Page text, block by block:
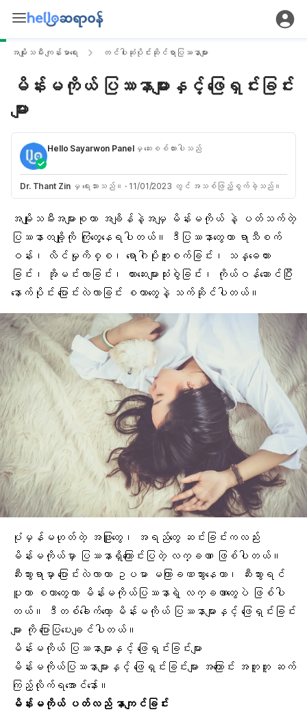
အမျိုးသမီး ကျန်းမာရေး တင်ပါးဆုံပိုင်းဆိုင်ရာပြဿနာများ
မိန်းမကိုယ် ပြဿနာများနှင့် ဖြေရှင်းခြင်း
များ
Hello Sayarwon Panelမှ ဆေးစစ်ထားပါသည်
Dr. Thant Zinမှ ရေးသားသည်။ · 11/01/2023 တွင် အသစ်ဖြည့်စွက်ခဲ့သည်။
အမျိုးသမီးအများစုဟာ အချိန်နဲ့အမျှ မိန်းမကိုယ် နဲ့ ပတ်သက်တဲ့
ပြဿနာတချို့ကို ကြုံတွေ့နေရပါတယ်။ ဒီပြဿနာတွေဟာ ရာသီစက်
ဝန်း၊ လိင်မှုကိစ္စ၊ ရောဂါပိုးကူးစက်ခြင်း၊ သန္ဓေတား
ခြင်း၊ အိုမင်းလာခြင်း၊ တားဆေးများသုံးစွဲခြင်း၊ ကိုယ်ဝန်ဆောင်ပြီး
နောက်ပိုင်း ပြောင်းလဲလာခြင်း စတာတွေနဲ့ သက်ဆိုင်ပါတယ်။
ပုံမှန်မဟုတ်တဲ့ အဖြူတွေ၊ အရည်တွေ ဆင်းခြင်းကလည်း
မိန်းမကိုယ်မှာ ပြဿနာရှိကြောင်းပြတဲ့ လက္ခဏာ ဖြစ်ပါတယ်။
ဆီးသွားရာမှာ ပြောင်းလဲလာတာ ဥပမာ မကြာခဏသွားနေတာ၊ ဆီးသွားရင်
ပူတာ စတာတွေဟာ မိန်းမကိုယ်ပြဿနာရဲ့ လက္ခဏာတွေပဲ ဖြစ်ပါ
တယ်။ ဒီတစ်ခေါက်တော့ မိန်းမကိုယ် ပြဿနာများနှင့် ဖြေရှင်းခြင်း
များ ကို ပြောပြပေးချင်ပါတယ်။
မိန်းမကိုယ် ပြဿနာများနှင့် ဖြေရှင်းခြင်းများ
မိန်းမကိုယ်ပြဿနာမျာ းနှင့် ဖြေရှင်းခြင်းများ အကြောင်း အတူတူ ဆက်
ကြည့်လိုက်ရအောင်နော်။
မိန်းမကိုယ် ပတ်လည် နာကျင်ခြင်း